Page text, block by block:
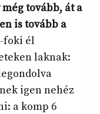
tovább, át a
is tovább a
foki él
laknak:
igen nehéz
a komp 6